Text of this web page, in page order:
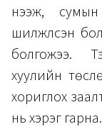
нээж,
шилжүүлсэн
болгожээ.
хуулийн
хориглох
нь хэрэг гарна.